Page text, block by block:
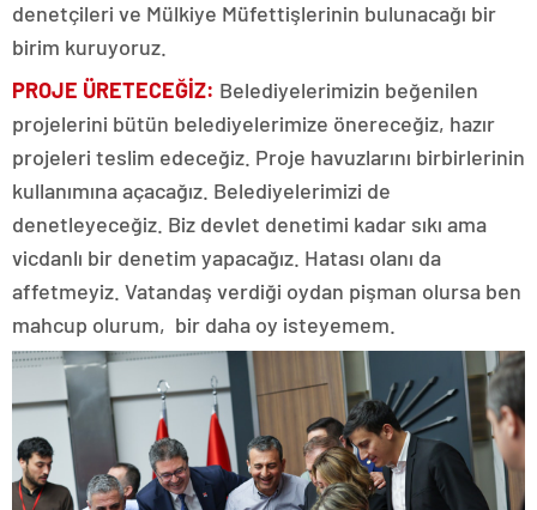
denetçileri ve Mülkiye Müfettişlerinin bulunacağı bir
birim kuruyoruz.
PROJE ÜRETECEĞİZ: Belediyelerimizin beğenilen
projelerini bütün belediyelerimize önereceğiz, hazır
projeleri teslim edeceğiz. Proje havuzlarını birbirlerinin
kullanımına açacağız. Belediyelerimizi de
denetleyeceğiz. Biz devlet denetimi kadar sıkı ama
vicdanlı bir denetim yapacağız. Hatası olanı da
affetmeyiz. Vatandaş verdiği oydan pişman olursa ben
mahcup olurum, bir daha oy isteyemem.